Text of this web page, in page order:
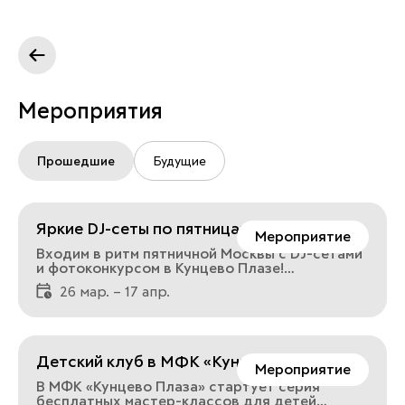
Мероприятия
Прошедшие Будущие
Мероприятие
Яркие DJ-сеты по пятницам!
Входим в ритм пятничной Москвы с DJ-сетами
и фотоконкурсом в Кунцево Плазе!
Пригласили столичных диджеев устроить на
втором этаже настоящий музыкальный драйв,
будут выступать те, для кого электронная
музыка это саундтрек к московскому
лайфстайлу:27 марта - DJ Olivka3 апреля - DJ
Cheepa10 апреля - DJ Abramosha17 апреля - DJ
26 мар. – 17 апр.
Мероприятие
Детский клуб в МФК «Кунцево Плаза»
апрель
В МФК «Кунцево Плаза» стартует серия
бесплатных мастер-классов для детей